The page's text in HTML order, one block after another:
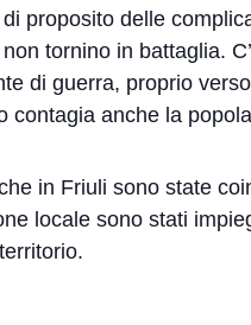
proposito delle
tornino in battaglia.
di guerra, proprio
contagia anche la
in Friuli sono state
locale sono stati